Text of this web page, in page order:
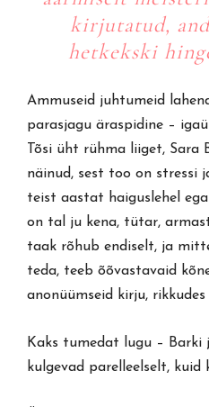
kirjutatud,
hetkekski
Ammuseid juhtumeid
parasjagu äraspidine –
Tõsi üht rühma liiget, Sara
näinud, sest too on stressi
teist aastat haiguslehel
on tal ju kena, tütar,
taak rõhub endiselt, ja
teda, teeb õõvastavaid
anonüümseid kirju, rikkudes
Kaks tumedat lugu – Barki
kulgevad parelleelselt,